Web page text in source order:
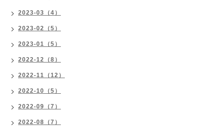
2023-03（4）
2023-02（5）
2023-01（5）
2022-12（8）
2022-11（12）
2022-10（5）
2022-09（7）
2022-08（7）